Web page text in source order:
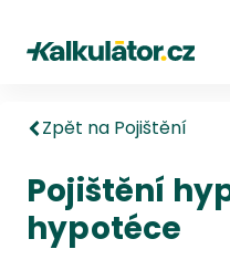
Kalkulátor.cz
Zpět na Pojištění
Pojištění
hypotéce